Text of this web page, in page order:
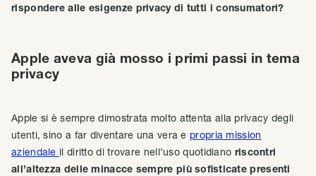
rispondere alle esigenze privacy di tutti i consumatori?
Apple aveva già mosso i primi passi in tema
privacy
Apple si è sempre dimostrata molto attenta alla privacy degli
utenti, sino a far diventare una vera e propria mission
aziendale il diritto di trovare nell’uso quotidiano riscontri
all’altezza delle minacce sempre più sofisticate presenti